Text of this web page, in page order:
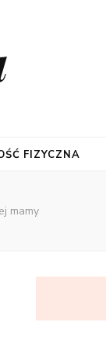
FIZYCZNA
mamy